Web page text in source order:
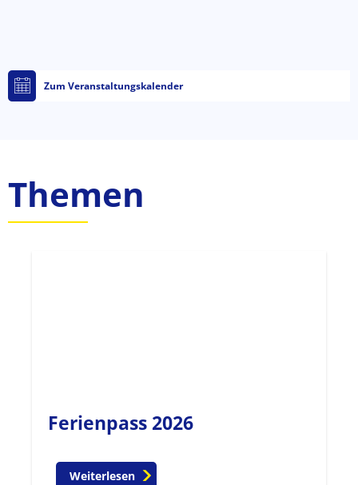
Zum Veranstaltungskalender
Themen
Ferienpass 2026
Weiterlesen